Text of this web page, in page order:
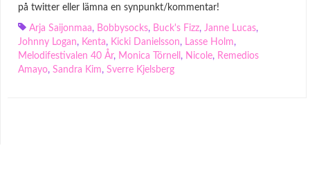
på twitter eller lämna en synpunkt/kommentar!
Arja Saijonmaa, Bobbysocks, Buck's Fizz, Janne Lucas,
Johnny Logan, Kenta, Kicki Danielsson, Lasse Holm,
Melodifestivalen 40 År, Monica Törnell , Nicole, Remedios
Amayo, Sandra Kim, Sverre Kjelsberg